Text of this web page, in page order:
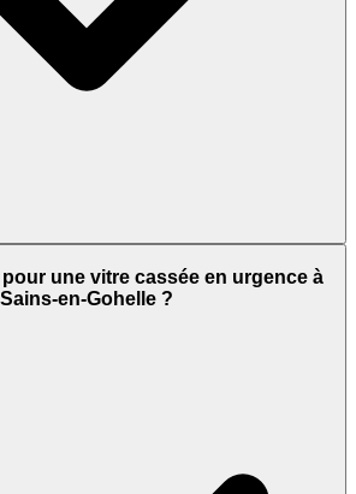
une vitre cassée en urgence à
Sains-en-Gohelle ?